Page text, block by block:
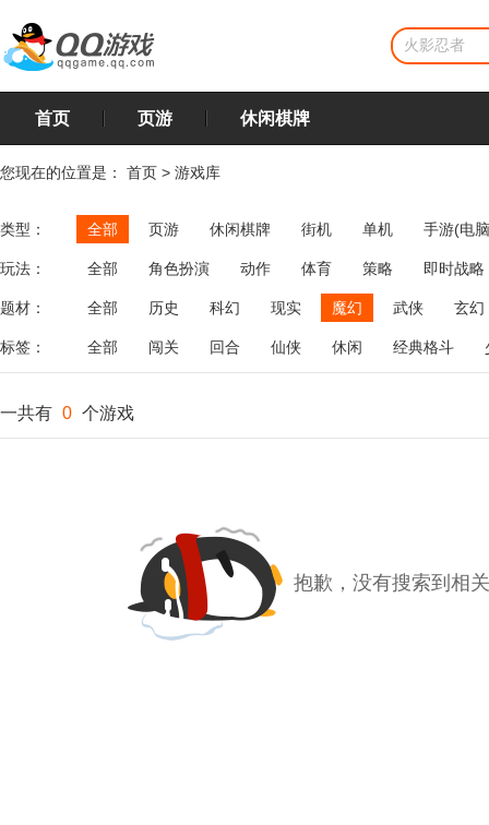
首页 页游 休闲棋牌
您现在的位置是： 首页 > 游戏库
类型： 全部 页游 休闲棋牌 街机 单机 手游(电
玩法： 全部 角色扮演 动作 体育 策略
即时战略
飞行
恋爱 第三人称射击 棋类 牌类 麻将
题材： 全部 历史 科幻 现实 魔幻 武侠 玄幻
标签： 全部 闯关 回合 仙侠 休闲 经典格斗
一共有 0 个游戏
抱歉，没有搜索到相